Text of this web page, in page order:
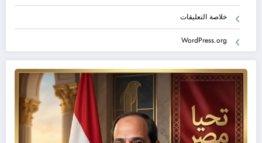
خلاصة التعليقات
WordPress.org